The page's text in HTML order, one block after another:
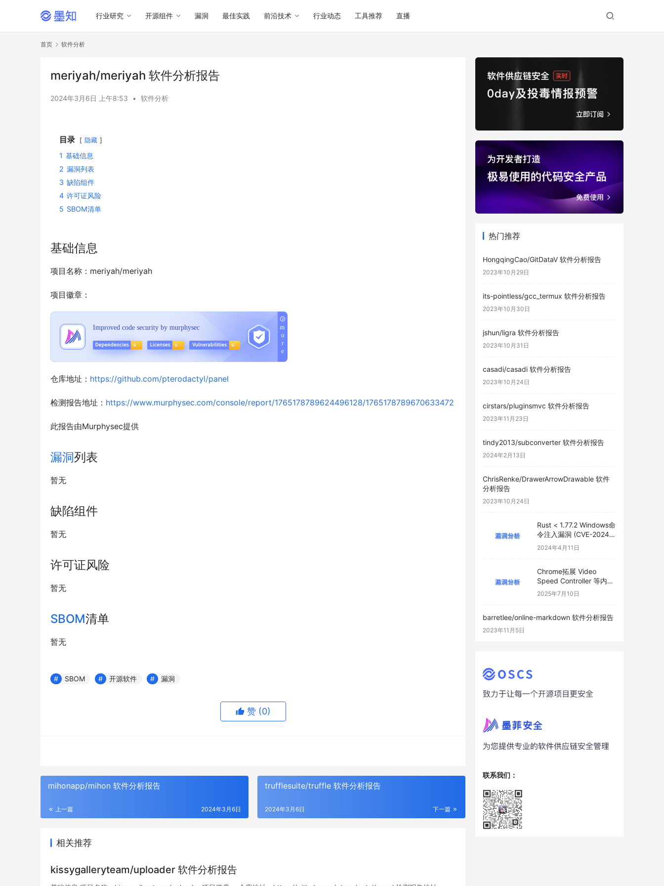
行业研究 开源组件 漏洞 最佳实践 前沿技术 行业动态 工具推荐 直播
首页 软件分析
meriyah/meriyah 软件分析报告
2024年3月6日 上午8:53 • 软件分析
目录 隐藏
1 基础信息
2 漏洞列表
3 缺陷组件
4 许可证风险
5 SBOM清单
基础信息
项目名称：meriyah/meriyah
项目徽章：
仓库地址： https://github.com/pterodactyl/panel
检测报告地址： https://www.murphysec.com/console/report/1765178789624496128/1765178789670633472
此报告由Murphysec提供
漏洞列表
暂无
缺陷组件
暂无
许可证风险
暂无
SBOM清单
暂无
SBOM 开源软件 漏洞
赞 (0)
mihonapp/mihon 软件分析报告
上一篇 2024年3月6日
trufflesuite/truffle 软件分析报告
下一篇
2024年3月6日
相关推荐
kissygalleryteam/uploader 软件分析报告
热门推荐
HongqingCao/GitDataV 软件分析报告
2023年10月29日
its-pointless/gcc_termux 软件分析报告
2023年10月30日
jshun/ligra 软件分析报告
2023年10月31日
casadi/casadi 软件分析报告
2023年10月24日
cirstars/pluginsmvc 软件分析报告
2023年11月23日
tindy2013/subconverter 软件分析报告
2024年2月13日
ChrisRenke/DrawerArrowDrawable 软件
分析报告
2023年10月24日
Rust < 1.77.2 Windows命
令注入漏洞 (CVE-2024-
24576)
2024年4月11日
Chrome拓展 Video
Speed Controller 等内嵌
恶意后门
2025年7月10日
barretlee/online-markdown 软件分析报告
2023年11月5日
联系我们：